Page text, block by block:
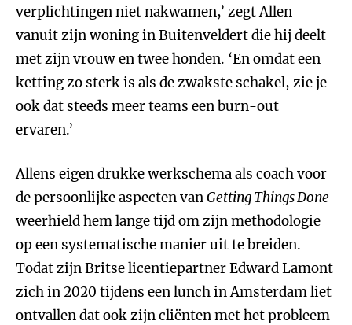
verplichtingen niet nakwamen,’ zegt Allen
vanuit zijn woning in Buitenveldert die hij deelt
met zijn vrouw en twee honden. ‘En omdat een
ketting zo sterk is als de zwakste schakel, zie je
ook dat steeds meer teams een burn-out
ervaren.’
Allens eigen drukke werkschema als coach voor
de persoonlijke aspecten vanGetting Things Done
weerhield hem lange tijd om zijn methodologie
op een systematische manier uit te breiden.
Todat zijn Britse licentiepartner Edward Lamont
zich in 2020 tijdens een lunch in Amsterdam liet
ontvallen dat ook zijn cliënten met het probleem